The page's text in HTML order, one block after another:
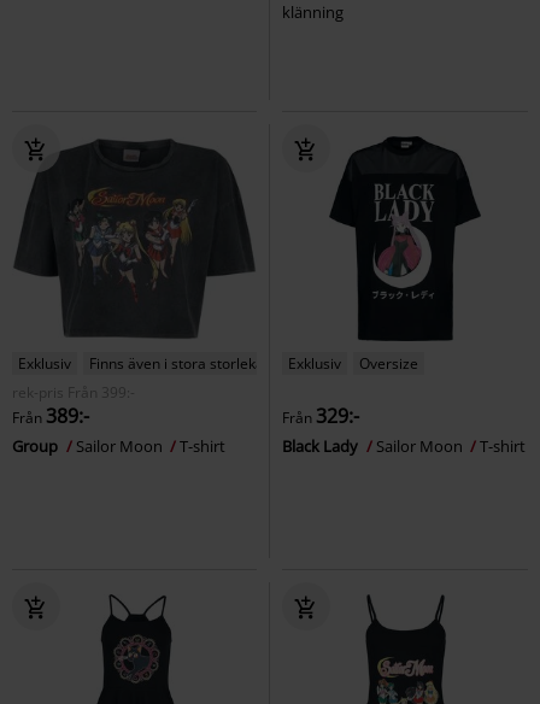
klänning
Exklusiv
Finns även i stora storlekar
rek-pris
Från
399:-
Från 389:-
Group Sailor Moon T-shirt
Exklusiv Oversize
Från 329:-
Black Lady Sailor Moon T-shirt